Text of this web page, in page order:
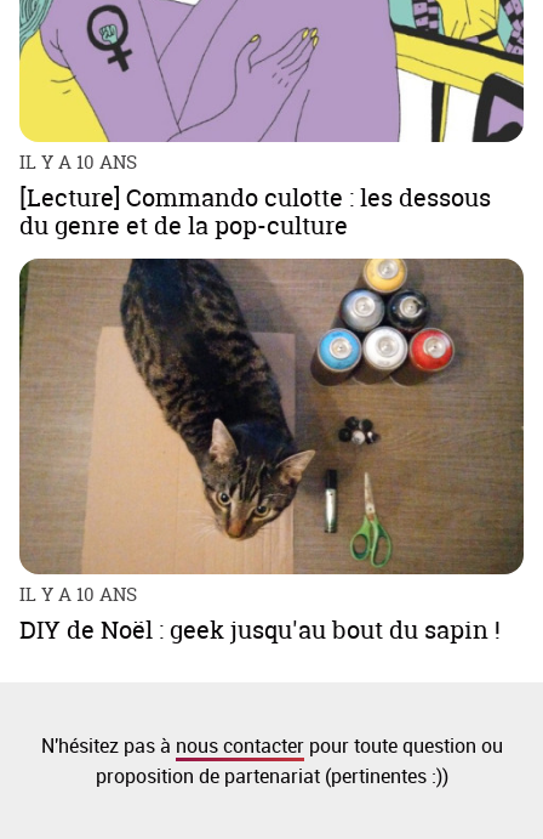
IL Y A 10 ANS
[Lecture] Commando culotte : les dessous
du genre et de la pop-culture
IL Y A 10 ANS
DIY de Noël : geek jusqu'au bout du sapin !
N'hésitez pas à nous contacterpour toute question ou
proposition de partenariat (pertinentes :))